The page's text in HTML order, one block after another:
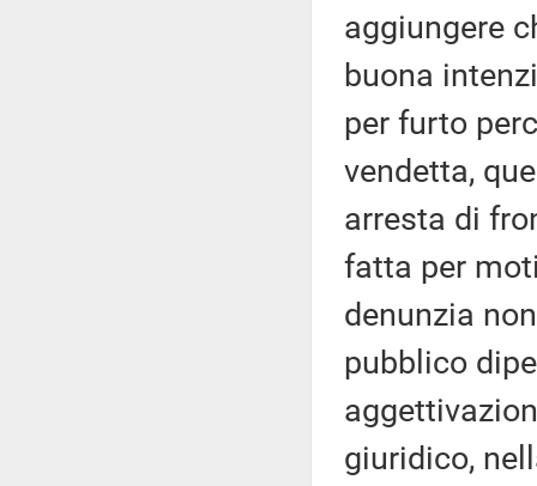
aggiungere
buona
per furto
vendetta,
arresta di
fatta per
denunzia
pubblico
giuridico,